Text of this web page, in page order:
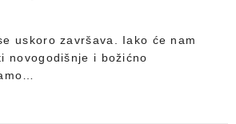
uskoro završava. Iako će nam
novogodišnje i božićno